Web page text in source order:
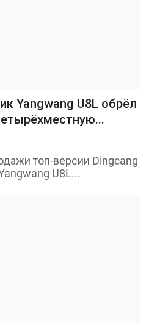
Yangwang U8L обрёл
топ-версии Dingcang
U8L...